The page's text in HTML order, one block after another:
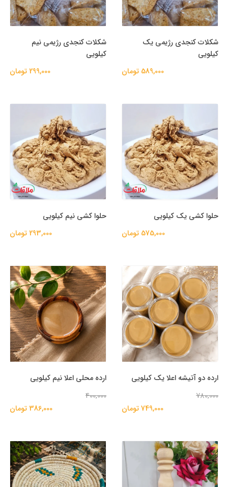
شکلات کنجدی رژیمی یک
کیلویی
589,000 تومان
شکلات کنجدی رژیمی نیم
کیلویی
299,000 تومان
حلوا کشی یک کیلویی
575,000 تومان
حلوا کشی نیم کیلویی
293,000 تومان
ارده دو آتیشه اعلا یک کیلویی
780,000
749,000 تومان
ارده محلی اعلا نیم کیلویی
400,000
386,000 تومان